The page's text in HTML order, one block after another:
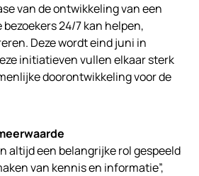
van de ontwikkeling van een
24/7 kan helpen,
Deze wordt eind juni in
initiatieven vullen elkaar sterk
doorontwikkeling voor de
altijd een belangrijke rol gespeeld
van kennis en informatie”,